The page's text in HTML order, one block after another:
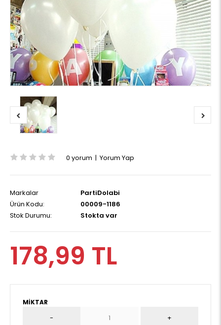
0 yorum | Yorum Yap
Markalar
PartiDolabi
Ürün Kodu:
00009-1186
Stok Durumu:
Stokta var
178,99 TL
MIKTAR